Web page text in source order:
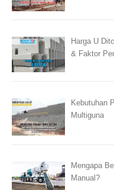
Harga U
& Faktor
Kebutuhan
Multiguna
Mengapa
Manual?